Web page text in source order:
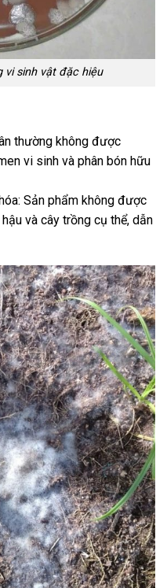
vi sinh vật đặc hiệu
thường không được
vi sinh và phân bón hữu
Sản phẩm không được
và cây trồng cụ thể, dẫn